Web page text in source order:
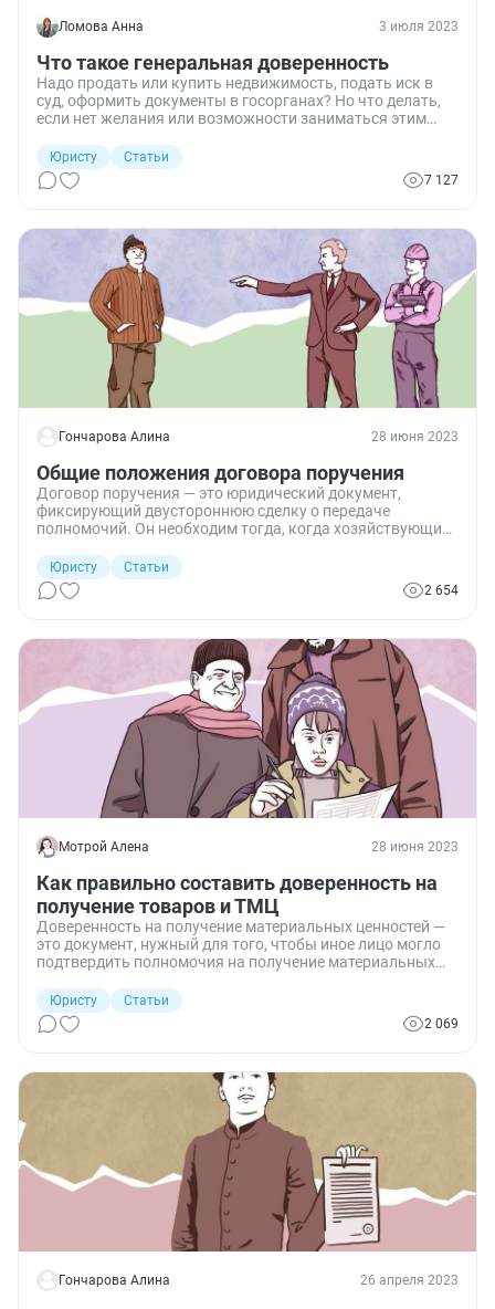
Ломова Анна 3 июля 2023
Что такое генеральная доверенность
Надо продать или купить недвижимость, подать иск в
суд, оформить документы в госорганах? Но что делать,
если нет желания или возможности заниматься этим
оформив генеральную доверенность. Рассказываем, что
это за документ, какими полномочиями наделяет, как
оформить и как отозвать.
Юристу
Статьи
7 127
Гончарова Алина 28 июня 2023
Общие положения договора поручения
Договор поручения — это юридический документ,
фиксирующий двустороннюю сделку о передаче
полномочий. Он необходим тогда, когда хозяйствующие
Юристу
Статьи
2 654
Мотрой Алена 28 июня 2023
Как правильно составить доверенность на
получение товаров и ТМЦ
Доверенность на получение материальных ценностей —
это документ, нужный для того, чтобы иное лицо могло
подтвердить полномочия на получение материальных
В законодательстве есть определенные требования к его
составлению.
Юристу
Статьи
2 069
Гончарова Алина 26 апреля 2023